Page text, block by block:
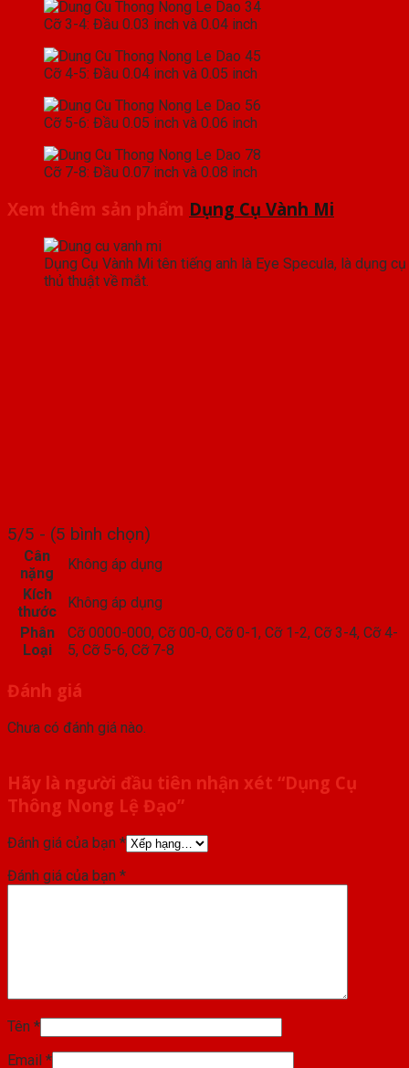
Cỡ 3-4: Đầu 0.03 inch và 0.04 inch
Cỡ 4-5: Đầu 0.04 inch và 0.05 inch
Cỡ 5-6: Đầu 0.05 inch và 0.06 inch
Cỡ 7-8: Đầu 0.07 inch và 0.08 inch
Xem thêm sản phẩm Dụng Cụ Vành Mi
Dụng Cụ Vành Mi tên tiếng anh là Eye Specula, là dụng
thủ thuật về mắt.
5/5 - (5 bình chọn)
Cân
nặng
Không áp dụng
Kích
thước
Không áp dụng
Phân
Loại
Cỡ 0000-000, Cỡ 00-0, Cỡ 0-1, Cỡ 1-2, Cỡ 3-4, Cỡ 4-
5, Cỡ 5-6, Cỡ 7-8
Đánh giá
Chưa có đánh giá nào.
Hãy là người đầu tiên nhận xét “Dụng Cụ
Thông Nong Lệ Đạo”
Đánh giá của bạn *
Đánh giá của bạn *
Tên *
Email *